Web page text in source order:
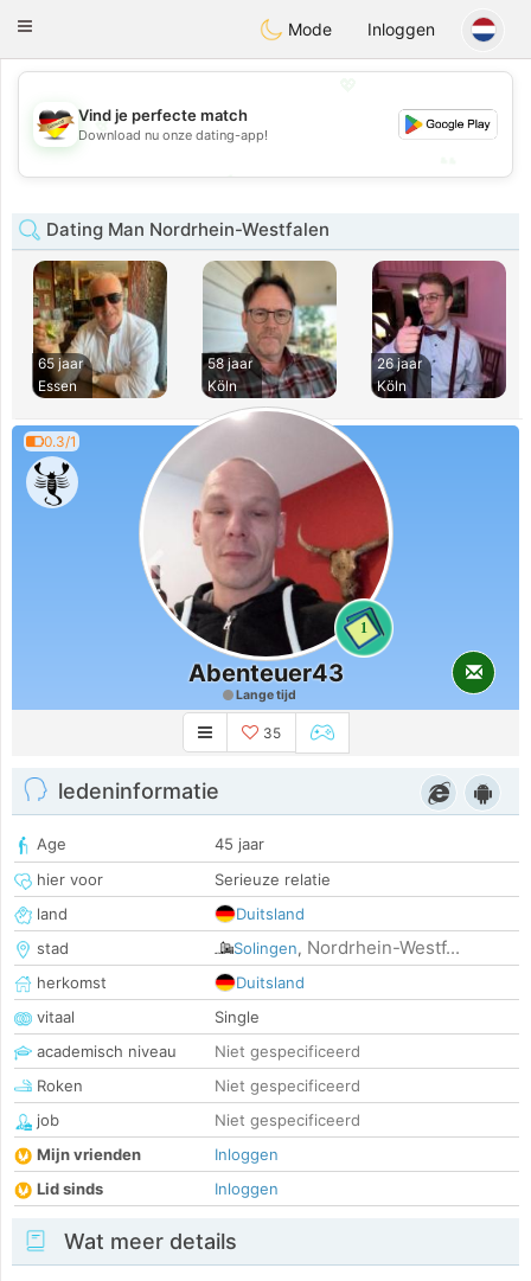
Deutsch Dating
Toggle
Mode Inloggen
💖
💕
Vind je perfecte match
Download nu onze dating-app!
Dating Man Nordrhein-Westfalen
65 jaar
Essen
58 jaar
Köln
26 jaar
Köln
0.3/1
1
Abenteuer43
Lange tijd
35
ledeninformatie
Age
45 jaar
hier voor
Serieuze relatie
land
Duitsland
stad
Solingen, Nordrhein-Westf...
herkomst
Duitsland
vitaal
Single
academisch niveau
Niet gespecificeerd
Roken
Niet gespecificeerd
job
Niet gespecificeerd
Mijn vrienden
Inloggen
Lid sinds
Inloggen
Wat meer details